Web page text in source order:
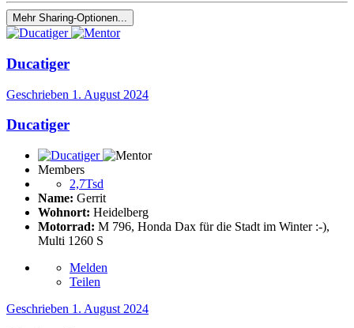
Mehr Sharing-Optionen...
Ducatiger
Geschrieben 1. August 2024
Ducatiger
Members
2,7Tsd
Name: Gerrit
Wohnort: Heidelberg
Motorrad: M 796, Honda Dax für die Stadt im Winter :-),
Multi 1260 S
Melden
Teilen
Geschrieben 1. August 2024